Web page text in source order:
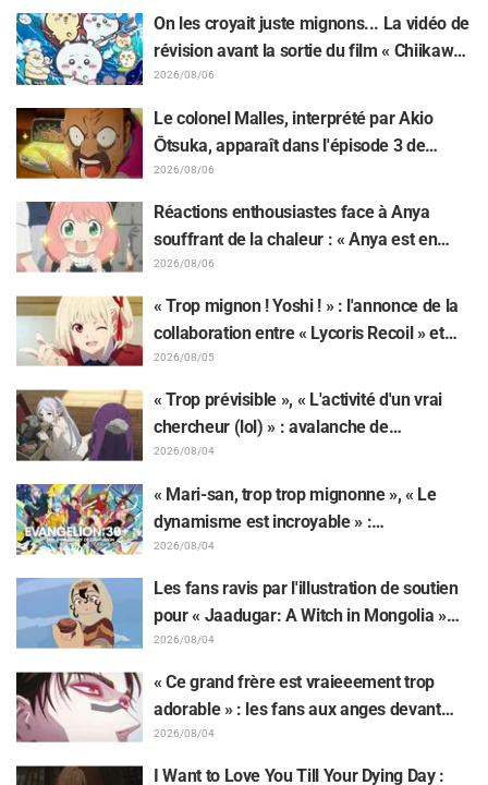
la comédienne doublant le protagoniste
de « The Elusive Samurai »
On les croyait juste mignons... La vidéo de
révision avant la sortie du film « Chiikawa
» suscite des réactions surprises face au
décalage : « C'est plus sévère qu'imaginé
», « Ça ne parle que de travail »
2026/08/06
Le colonel Malles, interprété par Akio
Ōtsuka, apparaît dans l'épisode 3 de
l'anime TV « The Ghost in the Shell » !
Commentaire du comédien et carte de fin
2026/08/06
Réactions enthousiastes face à Anya
souffrant de la chaleur : « Anya est en
train de fondre » sur l'illustration
d'annonce de « SPY x FAMILY »
2026/08/06
« Trop mignon ! Yoshi ! » : l'annonce de la
collaboration entre « Lycoris Recoil » et
Kumamine, créateur du « Chat au travail »,
suscite une pluie de « Yoshi ! »
2026/08/05
« Trop prévisible », « L'activité d'un vrai
chercheur (lol) » : avalanche de
moqueries affectueuses face à la peluche
de Frieren piégée par un Mimique lors
d'une exposition de « Frieren »
2026/08/04
« Mari-san, trop trop mignonne », « Le
dynamisme est incroyable » :
retentissement suite au dévoilement d'un
superbe dessin de Hidenori Matsubara
représentant les trois filles de « Neon
Genesis Evangelion » en combinaison
2026/08/04
Les fans ravis par l'illustration de soutien
pour « Jaadugar: A Witch in Mongolia »
dessinée par l'auteur de « Yowamushi
Pedal » : « Voilà ce qui se passe quand la
personne avec le style le plus différent
2026/08/04
« Ce grand frère est vraieeement trop
adorable » : les fans aux anges devant
Choso se rapprochant de Yūji Itadori sur
l'illustration inédite de l'exposition de
2026/08/04
I Want to Love You Till Your Dying Day :